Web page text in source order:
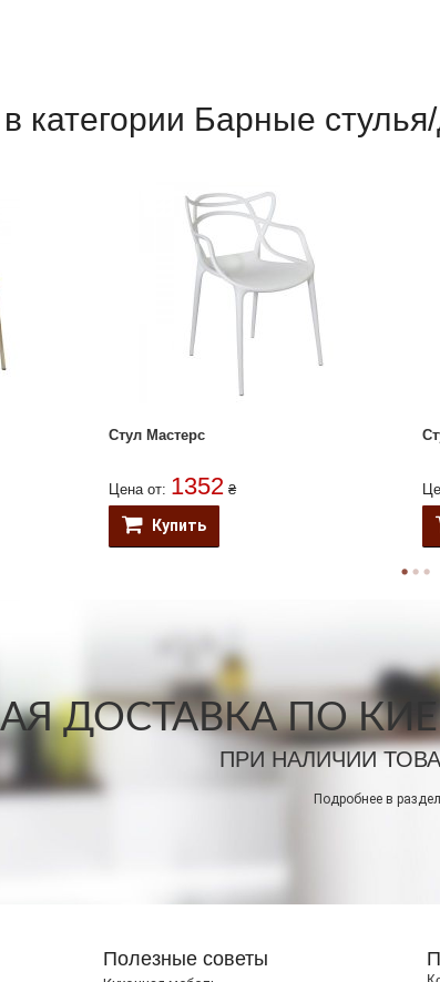
категории Барные
Стул Мастерс
Цена от: 1352 ₴
Купить
ДОСТАВКА ПО
ПРИ НАЛИЧИИ
Подробнее в
Полезные советы